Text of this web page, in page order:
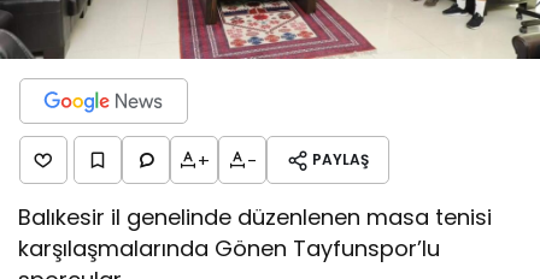
+ - PAYLAŞ
Balıkesir il genelinde düzenlenen masa tenisi
karşılaşmalarında Gönen Tayfunspor’lu